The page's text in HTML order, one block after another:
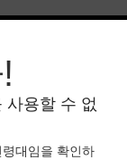
사용할 수 없
대임을 확인하